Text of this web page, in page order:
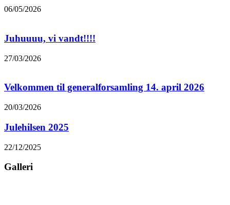
06/05/2026
Juhuuuu, vi vandt!!!!
27/03/2026
Velkommen til generalforsamling 14. april 2026
20/03/2026
Julehilsen 2025
22/12/2025
Galleri